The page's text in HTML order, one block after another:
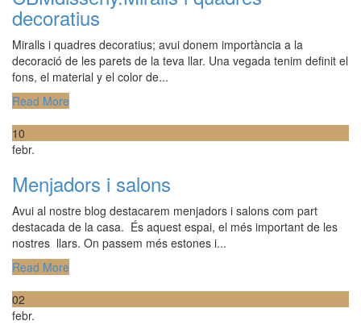
decoratius
Miralls i quadres decoratius; avui donem importància a la
decoració de les parets de la teva llar. Una vegada tenim definit el
fons, el material y el color de...
Read More
10
febr.
Menjadors i salons
Avui al nostre blog destacarem menjadors i salons com part
destacada de la casa. És aquest espai, el més important de les
nostres llars. On passem més estones i...
Read More
02
febr.